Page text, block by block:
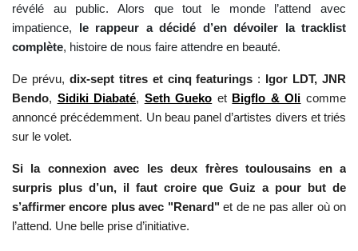
révélé au public. Alors que tout le monde l’attend avec
impatience, le rappeur a décidé d’en dévoiler la tracklist
complète, histoire de nous faire attendre en beauté.
De prévu, dix-sept titres et cinq featurings : Igor LDT, JNR
Bendo, Sidiki Diabaté, Seth Gueko et Bigflo & Oli comme
annoncé précédemment. Un beau panel d’artistes divers et triés
sur le volet.
Si la connexion avec les deux frères toulousains en a
surpris plus d’un, il faut croire que Guiz a pour but de
s’affirmer encore plus avec "Renard" et de ne pas aller où on
l’attend. Une belle prise d’initiative.